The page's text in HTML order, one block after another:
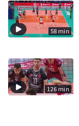
58 min
126 min